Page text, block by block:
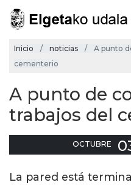
Inicio noticias
A punto
cementerio
A punto de
trabajos del
OCTUBRE
La pared está